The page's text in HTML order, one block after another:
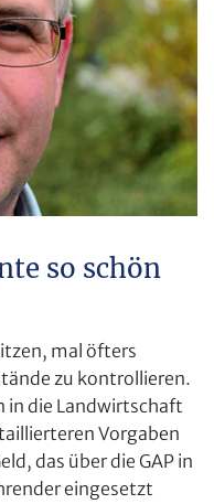
so schön
mal öfters
zu kontrollieren.
in die Landwirtschaft
Vorgaben
das über die GAP in
eingesetzt